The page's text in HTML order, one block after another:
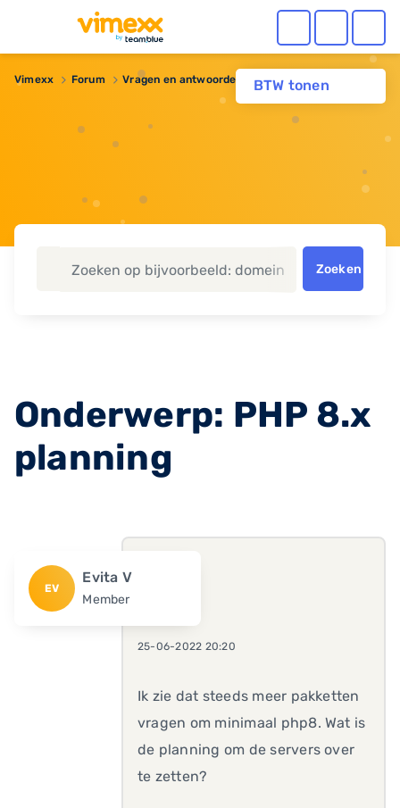
BTW tonen
Vimexx Forum Vragen en antwoorden PHP 8.x planning
Zoeken
Onderwerp: PHP 8.x
planning
EV
Evita V
Member
25-06-2022 20:20
Ik zie dat steeds meer pakketten
vragen om minimaal php8. Wat is
de planning om de servers over
te zetten?